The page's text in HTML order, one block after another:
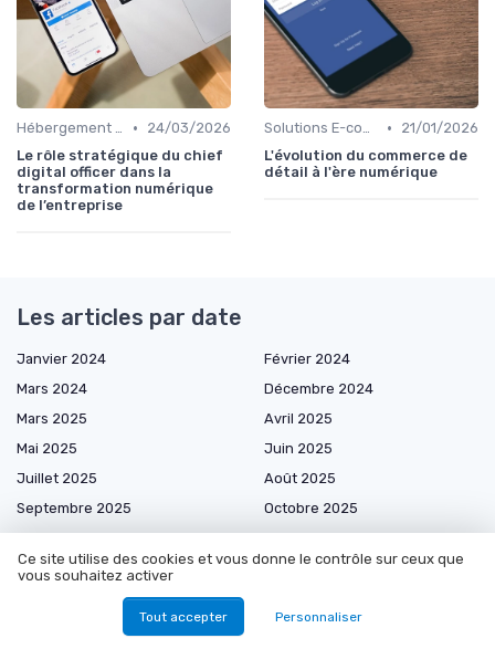
Hébergement et Maintenance Web •
24/03/2026
Le rôle stratégique du chief
digital officer dans la
transformation numérique
de l’entreprise
Solutions E-commerce et Marketplace •
21/01/2026
L'évolution du commerce de
détail à l'ère numérique
Les articles par date
Janvier 2024
Février 2024
Mars 2024
Décembre 2024
Mars 2025
Avril 2025
Mai 2025
Juin 2025
Juillet 2025
Août 2025
Septembre 2025
Octobre 2025
Novembre 2025
Décembre 2025
Janvier 2026
Février 2026
Ce site utilise des cookies et vous donne le contrôle sur ceux que
vous souhaitez activer
Tout accepter Personnaliser